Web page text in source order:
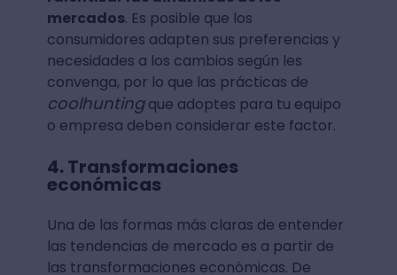
mercados. Es posible que los
consumidores adapten sus preferencias y
necesidades a los cambios según les
convenga, por lo que las prácticas de
coolhuntingque adoptes para tu equipo
o empresa deben considerar este factor.
4. Transformaciones
económicas
Una de las formas más claras de entender
las tendencias de mercado es a partir de
las transformaciones económicas. De